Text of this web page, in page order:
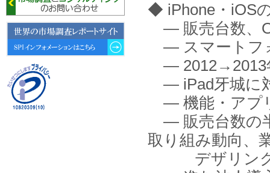
◆ iPhone・iOS
― 販売台数、
― スマートフ
― 2012→2013
― iPad牙城に
― 機能・アプ
― 販売台数の
取り組み動向、
デザリング
2026年06月01日
6月1日、「2026-27年版 5G SA、
6GにおけるIoT／サービス市場の
動向 」を発刊しました。
2026年04月30日
4月30日、「2026年版 オンライン
診療サービスの現状と将来展望 」
を発刊しました。